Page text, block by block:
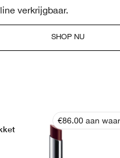
verkrijgbaar.
SHOP NU
€86.00 aan